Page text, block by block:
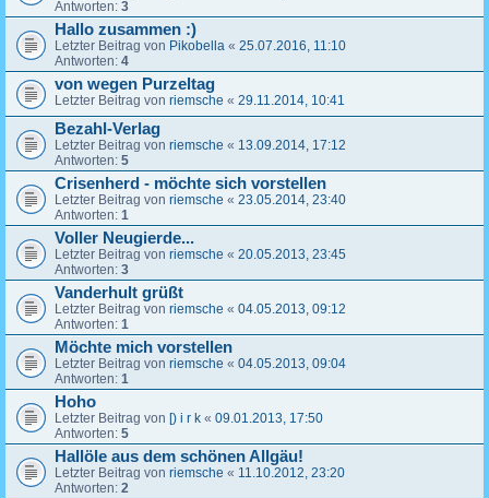
Antworten: 3
Hallo zusammen :)
Letzter Beitrag von Pikobella « 25.07.2016, 11:10
Antworten: 4
von wegen Purzeltag
Letzter Beitrag von riemsche « 29.11.2014, 10:41
Bezahl-Verlag
Letzter Beitrag von riemsche « 13.09.2014, 17:12
Antworten: 5
Crisenherd - möchte sich vorstellen
Letzter Beitrag von riemsche « 23.05.2014, 23:40
Antworten: 1
Voller Neugierde...
Letzter Beitrag von riemsche « 20.05.2013, 23:45
Antworten: 3
Vanderhult grüßt
Letzter Beitrag von riemsche « 04.05.2013, 09:12
Antworten: 1
Möchte mich vorstellen
Letzter Beitrag von riemsche « 04.05.2013, 09:04
Antworten: 1
Hoho
Letzter Beitrag von [) i r k « 09.01.2013, 17:50
Antworten: 5
Hallöle aus dem schönen Allgäu!
Letzter Beitrag von riemsche « 11.10.2012, 23:20
Antworten: 2